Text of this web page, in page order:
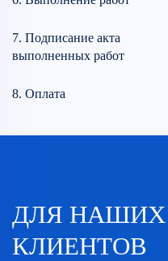
7. Подписание акта
выполненных работ
8. Оплата
ДЛЯ
КЛИЕНТОВ